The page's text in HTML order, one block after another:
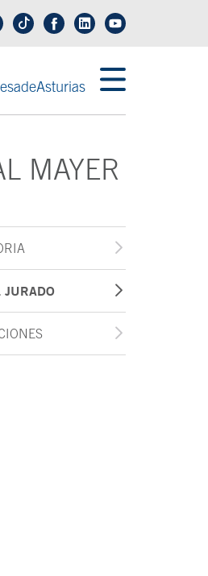
Síguenos en tiktokSíguenos en linkedin
MAYER
JURADO